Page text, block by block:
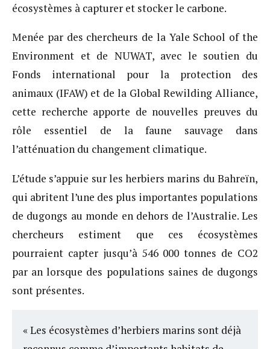
écosystèmes à capturer et stocker le carbone.
Menée par des chercheurs de la Yale School of the
Environment et de NUWAT, avec le soutien du
Fonds international pour la protection des
animaux (IFAW) et de la Global Rewilding Alliance,
cette recherche apporte de nouvelles preuves du
rôle essentiel de la faune sauvage dans
l’atténuation du changement climatique.
L’étude s’appuie sur les herbiers marins du Bahreïn,
qui abritent l’une des plus importantes populations
de dugongs au monde en dehors de l’Australie. Les
chercheurs estiment que ces écosystèmes
pourraient capter jusqu’à 546 000 tonnes de CO2
par an lorsque des populations saines de dugongs
sont présentes.
« Les écosystèmes d’herbiers marins sont déjà